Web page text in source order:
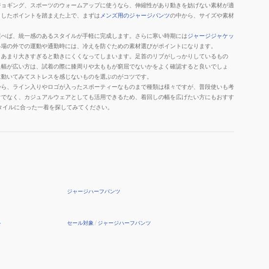
ギング、スポーツのウォームアップに使うなら、伸縮性があり動きを妨げない素材が適
たポイントを踏まえた上で、まずは メンズ用のジャージパンツの中から、サイズや素材
べば、統一感のあるスタイルが手軽に完成します。さらに寒い時期にはジャージジャケッ
外での運動や通勤時には、冷えを防ぐための素材選びがポイントになります。
まり大きすぎると動きにくくなってしまいます。足首のリブがしっかりしているもの
広い方は、試着の際に膝周りや太ももが窮屈でないかをよく確認すると良いでしょ
いてみてストレスを感じないものを選ぶのがコツです。
、ライン入りやロゴが入ったスポーティーなものまで種類は様々ですが、普段使いも考
なく、カジュアルウェアとしても活用できるため、着回しの幅を広げたい方にもおすす
ルに合った一着を探してみてください。
ジャージハーフパンツ
セール対象 / ジャージハーフパンツ